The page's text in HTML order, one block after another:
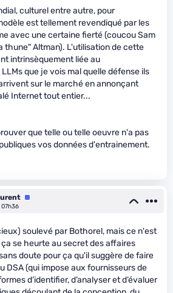
culturel entre autre, pour
est tellement revendiqué par les
avec une certaine fierté (coucou Sam
thune" Altman). L'utilisation de cette
intrinsèquement liée au
que je vois mal quelle défense ils
sur le marché en annonçant
Internet tout entier...
que telle ou telle oeuvre n'a pas
vos données d'entrainement.
Équipe
07h36
soulevé par Bothorel, mais ce n'est
se heurte au secret des affaires
doute pour ça qu'il suggère de faire
DSA (qui impose aux fournisseurs de
d’identifier, d’analyser et d’évaluer